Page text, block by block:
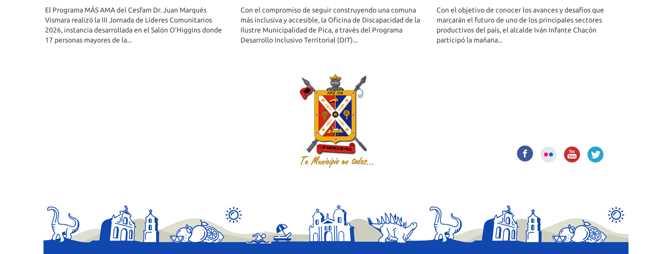
El Programa MÁS AMA del Cesfam Dr. Juan Marqués
Vismara realizó la III Jornada de Líderes Comunitarios
2026, instancia desarrollada en el Salón O’Higgins donde
17 personas mayores de la...
Con el compromiso de seguir construyendo una comuna
más inclusiva y accesible, la Oficina de Discapacidad de la
Ilustre Municipalidad de Pica, a través del Programa
Desarrollo Inclusivo Territorial (DIT)...
Con el objetivo de conocer los avances y desafíos que
marcarán el futuro de uno de los principales sectores
productivos del país, el alcalde Iván Infante Chacón
participó la mañana...